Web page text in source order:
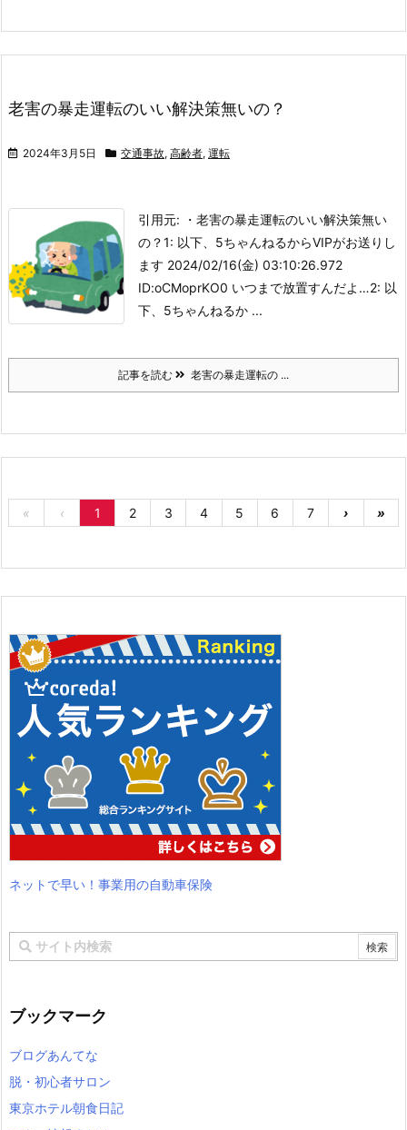
老害の暴走運転のいい解決策無いの？
2024年3月5日 交通事故, 高齢者, 運転
引用元: ・老害の暴走運転のいい解決策無い
の？1: 以下、5ちゃんねるからVIPがお送りし
ます 2024/02/16(金) 03:10:26.972
ID:oCMoprKO0 いつまで放置すんだよ…2: 以
下、5ちゃんねるか ...
記事を読む 老害の暴走運転の ...
« ‹ 1 2 3 4 5 6 7 › »
ネットで早い！事業用の自動車保険
ブックマーク
ブログあんてな
脱・初心者サロン
東京ホテル朝食日記